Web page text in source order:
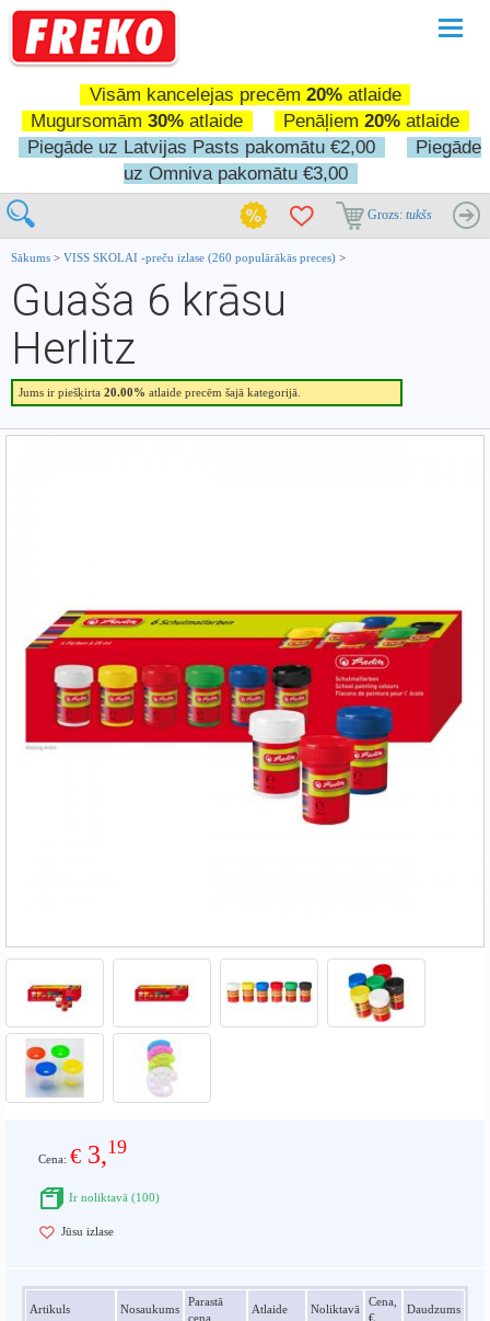
Visām kancelejas precēm 20%atlaide
Mugursomām 30% atlaide Penāļiem 20% atlaide
Piegāde uz Latvijas Pasts pakomātu €2,00
Piegāde
uz Omniva pakomātu €3,00
Grozs: tukšs
Sākums > VISS SKOLAI -preču izlase (260 populārākās preces) >
Guaša 6 krāsu
Herlitz
Jums ir piešķirta 20.00% atlaide precēm šajā kategorijā.
Cena: € 3,19
Ir noliktavā (100)
Jūsu izlase
Artikuls Nosaukums
Parastā
cena
Atlaide Noliktavā
Cena,
€
Daudzums